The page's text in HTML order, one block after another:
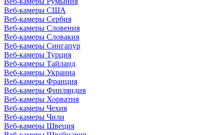
Веб-камеры США
Веб-камеры Сербия
Веб-камеры Словения
Веб-камеры Словакия
Веб-камеры Сингапур
Веб-камеры Турция
Веб-камеры Тайланд
Веб-камеры Украина
Веб-камеры Франция
Веб-камеры Финляндия
Веб-камеры Хорватия
Веб-камеры Чехия
Веб-камеры Чили
Веб-камеры Швеция